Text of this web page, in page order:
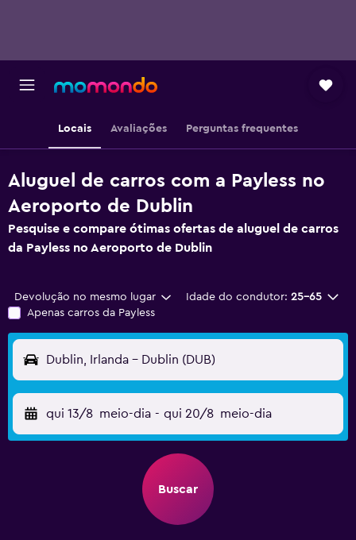
Locais Avaliações Perguntas frequentes
Aluguel de carros com a Payless no
Aeroporto de Dublin
Pesquise e compare ótimas ofertas de aluguel de carros
da Payless no Aeroporto de Dublin
Devolução no mesmo lugar Idade do condutor: 25-65
Apenas carros da Payless
Dublin, Irlanda - Dublin (DUB)
qui 13/8 meio-dia - qui 20/8 meio-dia
Buscar